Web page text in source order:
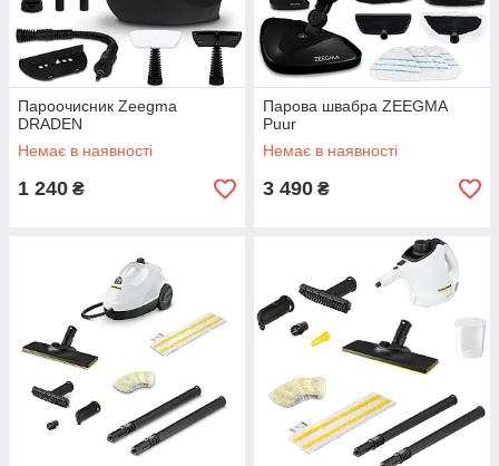
Пароочисник Zeegma
DRADEN
Немає в наявності
1 240 ₴
Парова швабра ZEEGMA
Puur
Немає в наявності
3 490 ₴